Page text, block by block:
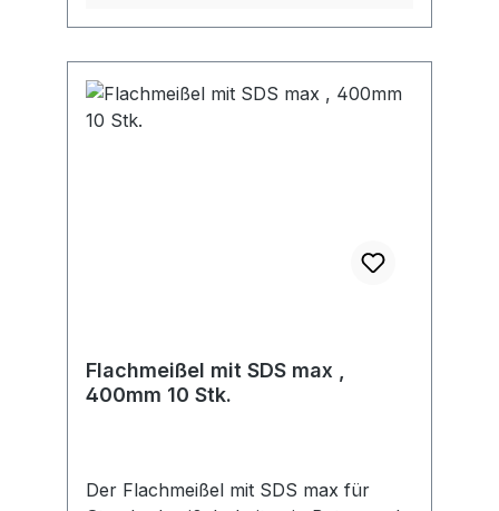
Flachmeißel mit SDS max ,
400mm 10 Stk.
Der Flachmeißel mit SDS max für